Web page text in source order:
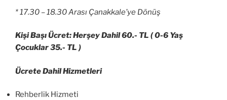
* 17.30 – 18.30 Arası Çanakkale’ye Dönüş
Kişi Başı Ücret: Herşey Dahil 60.- TL ( 0-6 Yaş
Çocuklar 35.- TL )
Ücrete Dahil Hizmetleri
Rehberlik Hizmeti